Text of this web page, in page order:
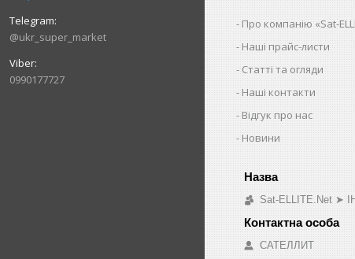
@ukr_super_market
0990177727
Про компанію «Sat-
Наші прайс-листи
Статті та огляди
Наші контакти
Відгук про нас
Новини
Sat-ELLITE.Net ➤
САТЕЛЛИТ